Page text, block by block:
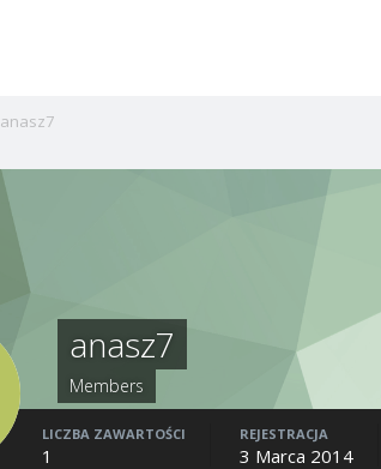
anasz7
anasz7
Members
LICZBA ZAWARTOŚCI
1
REJESTRACJA
3 Marca 2014